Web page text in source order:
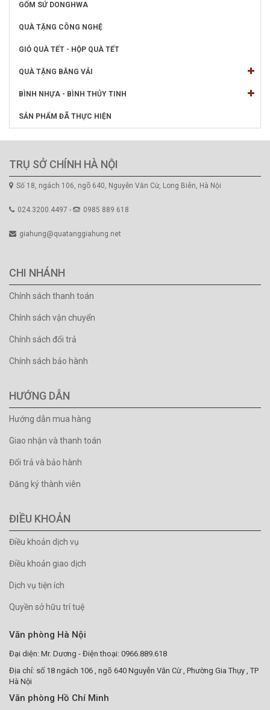
GỐM SỨ DONGHWA
QUÀ TẶNG CÔNG NGHỆ
GIỎ QUÀ TẾT - HỘP QUÀ TẾT
QUÀ TẶNG BẰNG VẢI
BÌNH NHỰA - BÌNH THỦY TINH
SẢN PHẨM ĐÃ THỰC HIỆN
TRỤ SỞ CHÍNH HÀ NỘI
Số 18, ngách 106, ngõ 640, Nguyễn Văn Cừ, Long Biên, Hà Nội
024.3200.4497 - 0985 889 618
giahung@quatanggiahung.net
CHI NHÁNH
Chính sách thanh toán
Chính sách vận chuyển
Chính sách đổi trả
Chính sách bảo hành
HƯỚNG DẪN
Hướng dẫn mua hàng
Giao nhận và thanh toán
Đổi trả và bảo hành
Đăng ký thành viên
ĐIỀU KHOẢN
Điều khoản dịch vụ
Điều khoản giao dịch
Dịch vụ tiện ích
Quyền sở hữu trí tuệ
Văn phòng Hà Nội
Đại diện: Mr. Dương - Điện thoại: 0966.889.618
Địa chỉ: số 18 ngách 106 , ngõ 640 Nguyễn Văn Cừ , Phường Gia Thụy , TP
Hà Nội
Văn phòng Hồ Chí Minh